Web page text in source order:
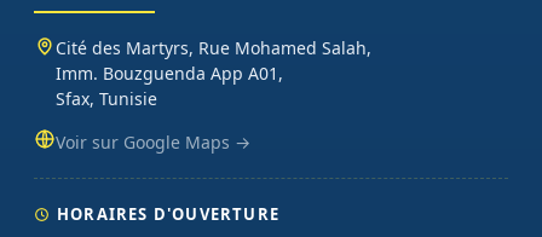
Cité des Martyrs, Rue Mohamed Salah,
Imm. Bouzguenda App A01,
Sfax, Tunisie
Voir sur Google Maps →
HORAIRES D'OUVERTURE